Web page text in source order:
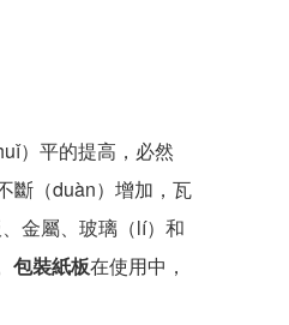
）平的提高，必然
斷（duàn）增加，瓦
金屬、玻璃（lí）和
包裝紙板在使用中，